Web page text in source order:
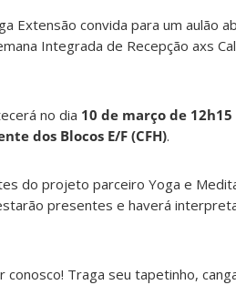
Extensão convida para um aulão
Integrada de Recepção axs
no dia 10 de março de 12h15
dos Blocos E/F (CFH).
do projeto parceiro Yoga e
presentes e haverá
conosco! Traga seu tapetinho,